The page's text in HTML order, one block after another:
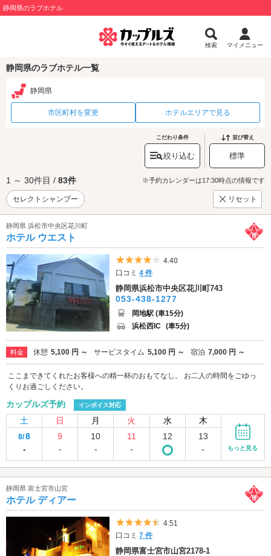
静岡県のラブホテル
検索 マイメニュー
静岡県のラブホテル一覧
静岡県
市区町村を変更 ホテルエリアで見る
こだわり条件
絞り込む
並び替え
標準
1 ～ 30件目 / 83件 ※予約カレンダーは17:30時点の情報です
セレクトシャンプー リセット
静岡県 浜松市中央区花川町
ホテル ウエスト
5つ星のうち4
4.40
口コミ4 件
静岡県浜松市中央区花川町743
053-438-1277
岡地駅 (車15分)
浜松西IC (車5分)
料金 休憩 5,100 円 ～ サービスタイム 5,100 円 ～ 宿泊 7,000 円 ～
ここまできてくれたお客様への精一杯のおもてなし。 お二人の時間をごゆっ
くりお過ごしください。
カップルズ予約 インボイス対応
土 日 月 火 水 木
8/8
-
9
-
10
-
11
-
12
13
-
もっと見る
静岡県 富士宮市山宮
ホテル ディアー
5つ星のうち4.5
4.51
口コミ7 件
静岡県富士宮市山宮2178-1